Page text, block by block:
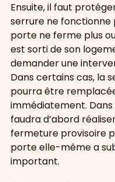
Ensuite, il faut
serrure ne fonctionne
porte ne ferme plus
est sorti de son
demander une
Dans certains cas, la
pourra être
immédiatement. Dans
faudra d’abord
fermeture provisoire
porte elle-même a
important.